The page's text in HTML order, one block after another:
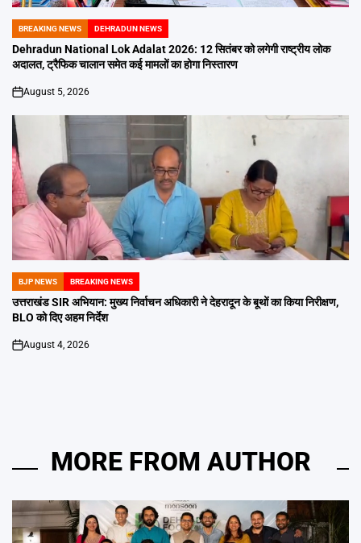
POSTED
IN
BREAKING NEWS DEHRADUN NEWS
Dehradun National Lok Adalat 2026: 12 सितंबर को लगेगी राष्ट्रीय लोक
अदालत, ट्रैफिक चालान समेत कई मामलों का होगा निस्तारण
on
August 5, 2026
POSTED
IN
BJP NEWS BREAKING NEWS
उत्तराखंड SIR अभियान: मुख्य निर्वाचन अधिकारी ने देहरादून के बूथों का किया निरीक्षण,
BLO को दिए अहम निर्देश
on
August 4, 2026
MORE FROM AUTHOR